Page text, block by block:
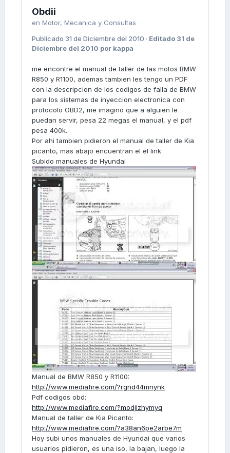
Obdii
en Motor, Mecanica y Consultas
Publicado 31 de Diciembre del 2010 · Editado 31 de
Diciembre del 2010 por kappa
me encontre el manual de taller de las motos BMW
R850 y R1100, ademas tambien les tengo un PDF
con la descripcion de los codigos de falla de BMW
para los sistemas de inyeccion electronica con
protocolo OBD2, me imagino que a alguien le
puedan servir, pesa 22 megas el manual, y el pdf
pesa 400k.
Por ahi tambien pidieron el manual de taller de Kia
picanto, mas abajo encuentran el el link
Subido manuales de Hyundai
Manual de BMW R850 y R1100:
http://www.mediafire.com/?rgnd44mnynk
Pdf codigos obd:
http://www.mediafire.com/?modjizhymyq
Manual de taller de Kia Picanto:
http://www.mediafire.com/?a38an6pe2arbe7m
Hoy subi unos manuales de Hyundai que varios
usuarios pidieron, es una iso, la bajan, luego la